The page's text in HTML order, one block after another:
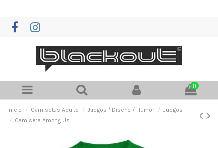
0
Inicio Camisetas Adulto Juegos / Diseño / Humor
Juegos
Camiseta Among Us